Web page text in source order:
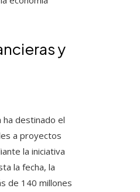
y
destinado el
a proyectos
la iniciativa
la fecha, la
de 140 millones